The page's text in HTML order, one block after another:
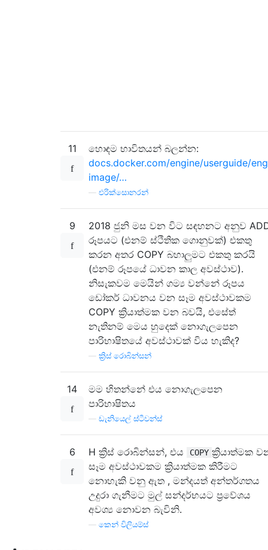
11
හොඳම භාවිතයන් බලන්න:
docs.docker.com/engine/userguide/
image/…
එරික්සොනරන්
9
2018 ජුනි මස වන විට සඳහනට අනුව
රූපයට (එනම් ස්ථිතික ගොනුවක්) එකතු
කරන අතර COPY බහාලුමට එකතු කරයි
(එනම් රූපයේ ධාවන කාල අවස්ථාව).
නිසැකවම මෙයින් ගම්‍ය වන්නේ රූපය
ඩෝකර් ධාවනය වන සෑම අවස්ථාවකම
COPY ක්‍රියාත්මක වන බවයි, එසේත්
නැතිනම් මෙය හුදෙක් නොගැලපෙන
පාරිභාෂිතයේ අවස්ථාවක් විය හැකිද?
ක්‍රිස් රොබින්සන්
14
මම හිතන්නේ එය නොගැලපෙන
පාරිභාෂිතය
ඩැනියෙල් ස්ටීවන්ස්
6 H ක්‍රිස් රොබින්සන්, එය COPY ක්‍රියාත්මක
සෑම අවස්ථාවකම ක්‍රියාත්මක කිරීමට
නොහැකි වනු ඇත , මන්දයත් අන්තර්ගතය
උදුරා ගැනීමට මුල් සන්දර්භයට ප්‍රවේශය
අවශ්‍ය නොවන බැවිනි.
කෙන් විලියම්ස්